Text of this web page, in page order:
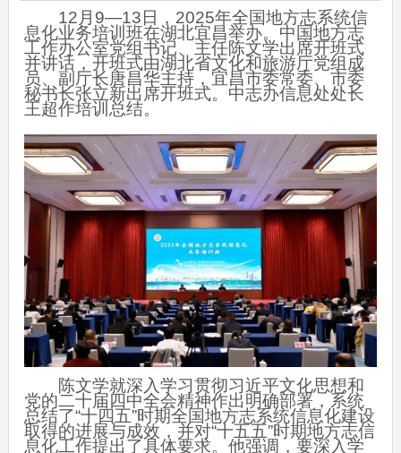
12月9—13日，2025年全国地方志系统信
息化业务培训班在湖北宜昌举办。中国地方志
工作办公室党组书记、主任陈文学出席开班式
并讲话，开班式由湖北省文化和旅游厅党组成
员、副厅长唐昌华主持，宜昌市委常委、市委
秘书长张立新出席开班式。中志办信息处处长
王超作培训总结。
陈文学就深入学习贯彻习近平文化思想和
党的二十届四中全会精神作出明确部署，系统
总结了“十四五”时期全国地方志系统信息化建设
取得的进展与成效，并对“十五五”时期地方志信
息化工作提出了具体要求。他强调，要深入学